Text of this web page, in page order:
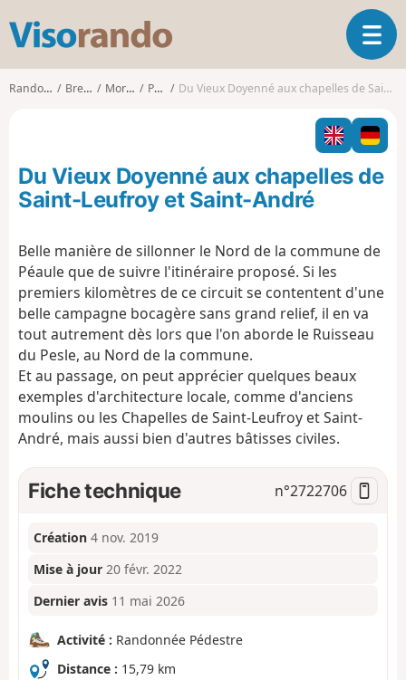
s
o
o
O
u
v
i
r
l
a
i
a
i
Randonnées Bretagne Morbihan Péaule Du Vieux Doyenné aux chapelles de Saint-Leufroy et Saint-André
Du Vieux Doyenné aux chapelles de
Saint-Leufroy et Saint-André
Belle manière de sillonner le Nord de la commune de
Péaule que de suivre l'itinéraire proposé. Si les
premiers kilomètres de ce circuit se contentent d'une
belle campagne bocagère sans grand relief, il en va
tout autrement dès lors que l'on aborde le Ruisseau
du Pesle, au Nord de la commune.
Et au passage, on peut apprécier quelques beaux
exemples d'architecture locale, comme d'anciens
moulins ou les Chapelles de Saint-Leufroy et Saint-
André, mais aussi bien d'autres bâtisses civiles.
Fiche technique n°2722706
Création 4 nov. 2019
Mise à jour 20 févr. 2022
Dernier avis 11 mai 2026
Activité : Randonnée Pédestre
Distance : 15,79 km